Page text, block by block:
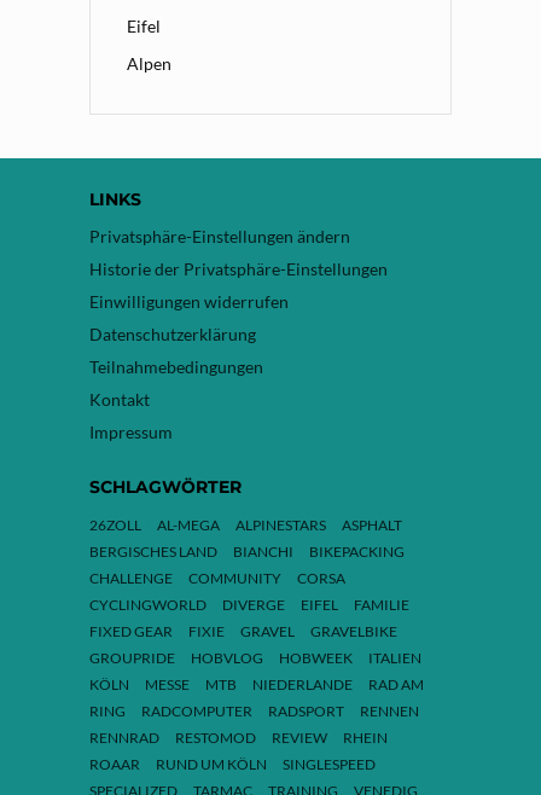
Eifel
Alpen
LINKS
Privatsphäre-Einstellungen ändern
Historie der Privatsphäre-Einstellungen
Einwilligungen widerrufen
Datenschutzerklärung
Teilnahmebedingungen
Kontakt
Impressum
SCHLAGWÖRTER
26ZOLL AL-MEGA ALPINESTARS
ASPHALT
BERGISCHES LAND
BIANCHI
BIKEPACKING
CHALLENGE
COMMUNITY
CORSA
CYCLINGWORLD
DIVERGE EIFEL
FAMILIE
FIXED GEAR
FIXIE GRAVEL
GRAVELBIKE
GROUPRIDE
HOBVLOG HOBWEEK
ITALIEN
KÖLN
MESSE MTB NIEDERLANDE
RAD AM
RING
RADCOMPUTER RADSPORT
RENNEN
RENNRAD
RESTOMOD REVIEW
RHEIN
ROAAR
RUND UM KÖLN
SINGLESPEED
SPECIALIZED
TARMAC TRAINING VENEDIG